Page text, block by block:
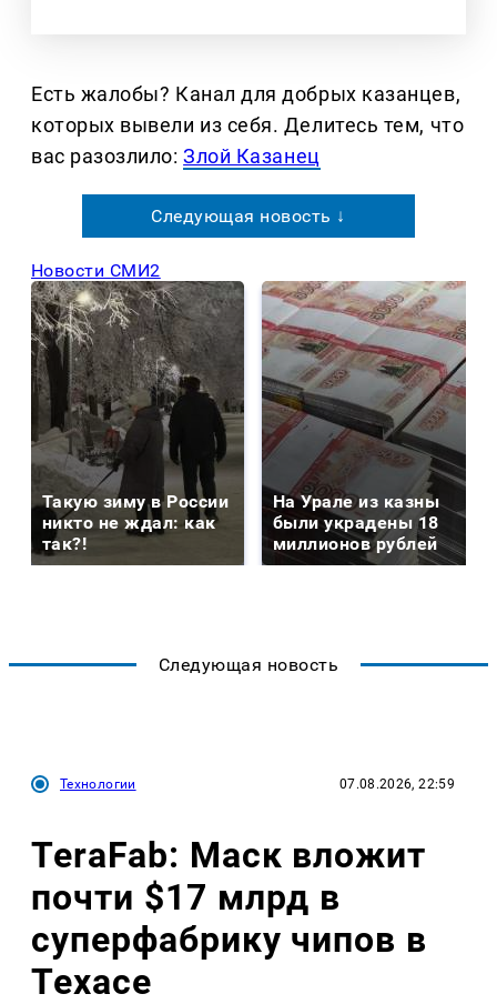
Есть жалобы? Канал для добрых казанцев,
которых вывели из себя. Делитеcь тем, что
вас разозлило:Злой Казанец
Следующая новость ↓
Новости СМИ2
Такую зиму в России
никто не ждал: как
так?!
На Урале из казны
были украдены 18
миллионов рублей
Следующая новость
Технологии 07.08.2026, 22:59
TeraFab: Маск вложит
почти $17 млрд в
суперфабрику чипов в
Техасе